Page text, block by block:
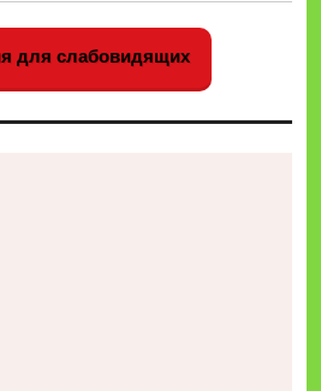
для слабовидящих